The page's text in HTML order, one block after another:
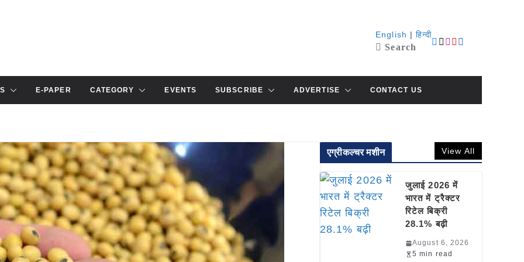
English | हिन्दी
Search
E-PAPER CATEGORY EVENTS SUBSCRIBE ADVERTISE CONTACT US
एग्रीकल्चर मशीन View All
जुलाई 2026 में
भारत में ट्रैक्टर
रिटेल बिक्री
28.1% बढ़ी
August 6, 2026
5 min read